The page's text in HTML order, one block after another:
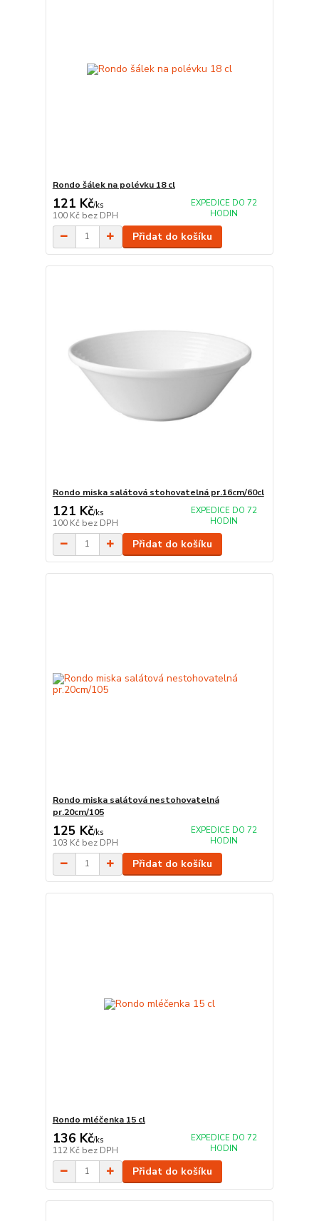
Rondo šálek na polévku 18 cl
121 Kč/ks
100 Kč bez DPH
EXPEDICE DO 72
HODIN
Přidat do košíku
Rondo miska salátová stohovatelná pr.16cm/60cl
121 Kč/ks
100 Kč bez DPH
EXPEDICE DO 72
HODIN
Přidat do košíku
Rondo miska salátová nestohovatelná
pr.20cm/105
125 Kč/ks
103 Kč bez DPH
EXPEDICE DO 72
HODIN
Přidat do košíku
Rondo mléčenka 15 cl
136 Kč/ks
112 Kč bez DPH
EXPEDICE DO 72
HODIN
Přidat do košíku